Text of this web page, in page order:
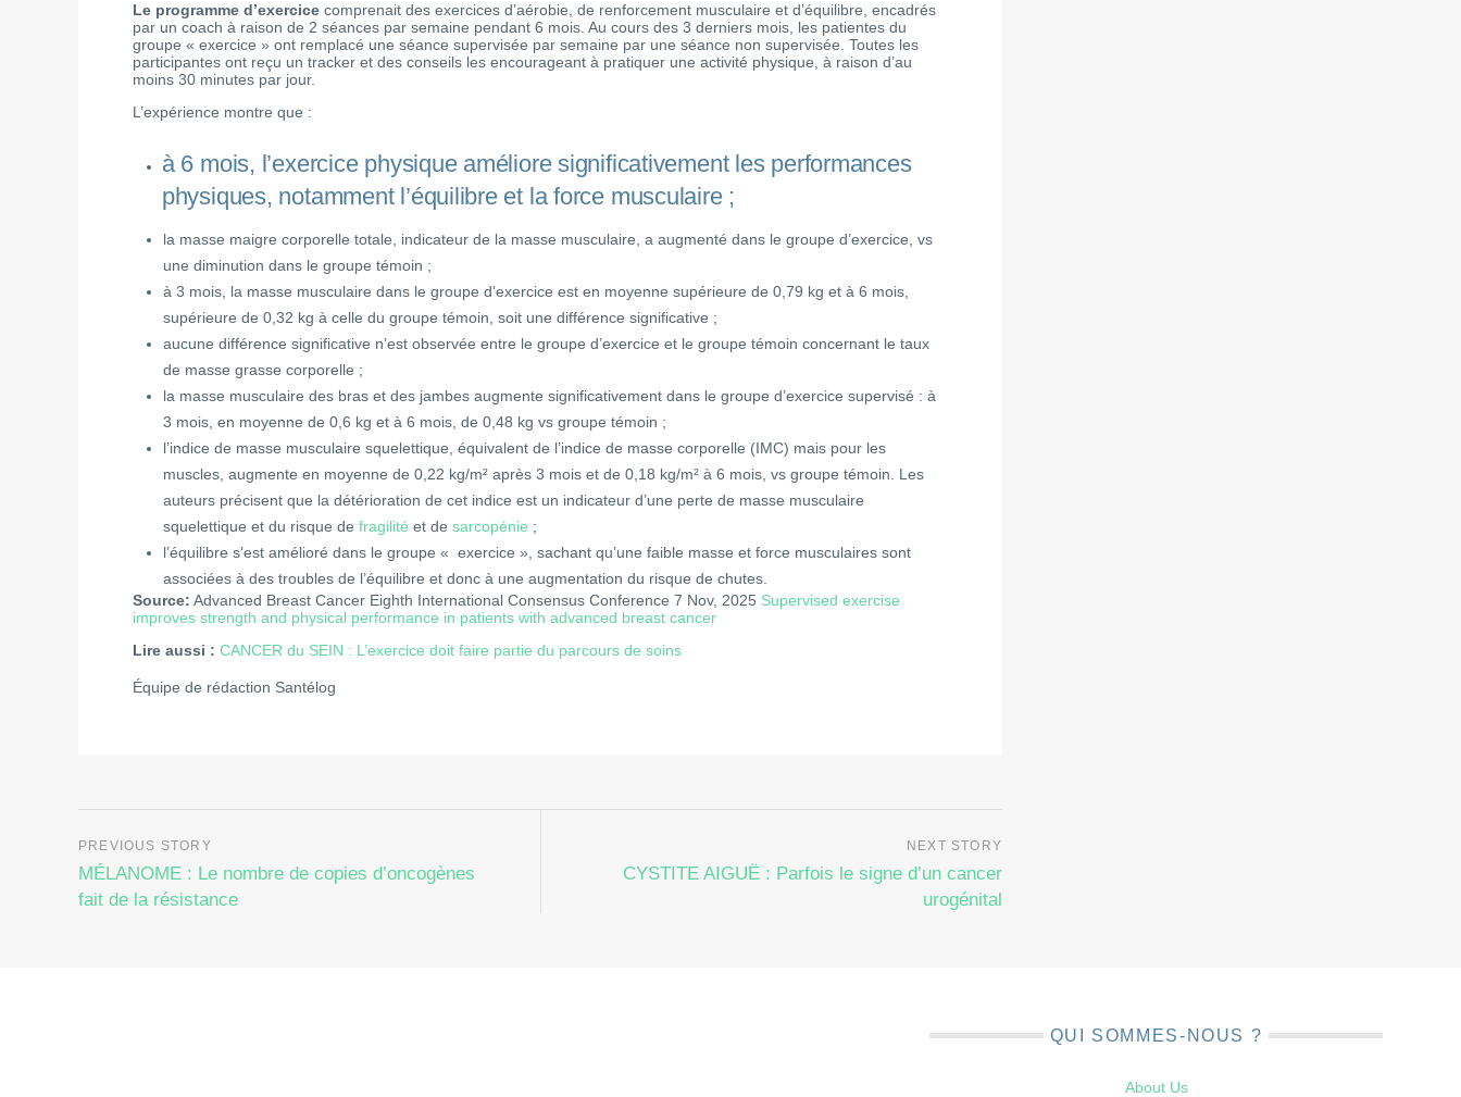
Le programme d’exercice comprenait des exercices d’aérobie, de renforcement musculaire et d’équilibre, encadrés
par un coach à raison de 2 séances par semaine pendant 6 mois. Au cours des 3 derniers mois, les patientes du
groupe « exercice » ont remplacé une séance supervisée par semaine par une séance non supervisée. Toutes les
participantes ont reçu un tracker et des conseils les encourageant à pratiquer une activité physique, à raison d’au
moins 30 minutes par jour.
L’expérience montre que :
à 6 mois, l’exercice physique améliore significativement les performances
physiques, notamment l’équilibre et la force musculaire ;
la masse maigre corporelle totale, indicateur de la masse musculaire, a augmenté dans le groupe d’exercice, vs
une diminution dans le groupe témoin ;
à 3 mois, la masse musculaire dans le groupe d’exercice est en moyenne supérieure de 0,79 kg et à 6 mois,
supérieure de 0,32 kg à celle du groupe témoin, soit une différence significative ;
aucune différence significative n’est observée entre le groupe d’exercice et le groupe témoin concernant le taux
de masse grasse corporelle ;
la masse musculaire des bras et des jambes augmente significativement dans le groupe d’exercice supervisé : à
3 mois, en moyenne de 0,6 kg et à 6 mois, de 0,48 kg vs groupe témoin ;
l’indice de masse musculaire squelettique, équivalent de l’indice de masse corporelle (IMC) mais pour les
muscles, augmente en moyenne de 0,22 kg/m² après 3 mois et de 0,18 kg/m² à 6 mois, vs groupe témoin. Les
auteurs précisent que la détérioration de cet indice est un indicateur d’une perte de masse musculaire
squelettique et du risque de fragilité et de sarcopénie ;
l’équilibre s’est amélioré dans le groupe « exercice », sachant qu’une faible masse et force musculaires sont
associées à des troubles de l’équilibre et donc à une augmentation du risque de chutes.
Source: Advanced Breast Cancer Eighth International Consensus Conference 7 Nov, 2025 Supervised exercise
improves strength and physical performance in patients with advanced breast cancer
Lire aussi : CANCER du SEIN : L’exercice doit faire partie du parcours de soins
Équipe de rédaction Santélog
MÉLANOME : Le nombre de copies d’oncogènes
fait de la résistance
CYSTITE AIGUË : Parfois le signe d’un cancer
urogénital
QUI SOMMES-NOUS ?
About Us